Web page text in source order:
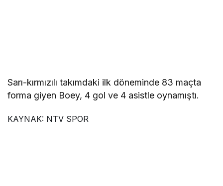
Sarı-kırmızılı takımdaki ilk döneminde 83 maçta
forma giyen Boey, 4 gol ve 4 asistle oynamıştı.
KAYNAK: NTV SPOR